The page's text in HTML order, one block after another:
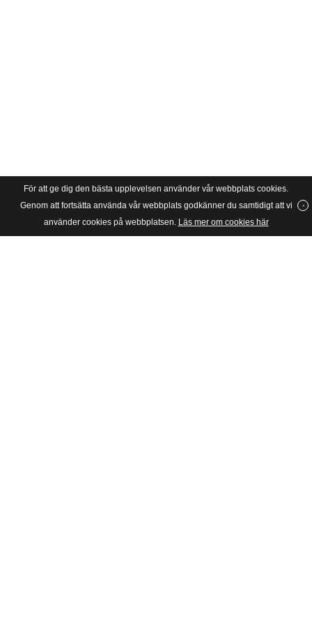
För att ge dig den bästa upplevelsen använder vår webbplats cookies.
Genom att fortsätta använda vår webbplats godkänner du samtidigt att vi
använder cookies på webbplatsen. Läs mer om cookies här